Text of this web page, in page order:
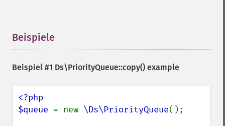
Beispiele
Beispiel #1 Ds\PriorityQueue::copy() example
<?php
$queue = new \Ds\PriorityQueue();